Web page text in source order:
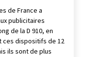
de France a
publicitaires
de la D 910, en
ces dispositifs de 12
ils sont de plus